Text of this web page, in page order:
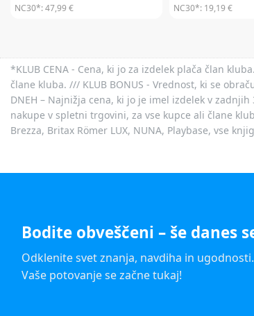
NC30*:47,99 € NC30*: 19,19 €
*KLUB CENA - Cena, ki jo za izdelek plača član
člane kluba. /// KLUB BONUS - Vrednost, ki se
DNEH – Najnižja cena, ki jo je imel izdelek v
nakupe v spletni trgovini, za vse kupce ali člane
Brezza, Britax Römer LUX, NUNA, Playbase, vse
Bodite obveščeni – še danes
Odklenite svet znanja, navdiha in ugodnosti.
Vaše potovanje se začne tukaj!